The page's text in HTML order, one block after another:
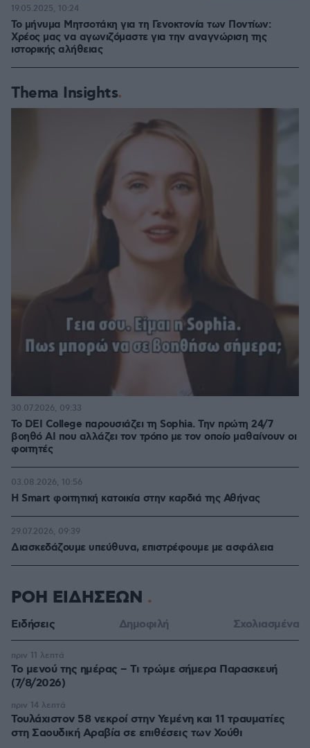
Το μήνυμα Μητσοτάκη για τη Γενοκτονία των Ποντίων:
Χρέος μας να αγωνιζόμαστε για την αναγνώριση της
ιστορικής αλήθειας
19.05.2025, 10:24
Thema Insights
Το DEI College παρουσιάζει τη Sophia. Την πρώτη 24/7
βοηθό AI που αλλάζει τον τρόπο με τον οποίο μαθαίνουν οι
φοιτητές
30.07.2026, 09:33
Η Smart φοιτητική κατοικία στην καρδιά της Αθήνας
03.08.2026, 10:56
Διασκεδάζουμε υπεύθυνα, επιστρέφουμε με ασφάλεια
29.07.2026, 09:39
ΡΟΗ ΕΙΔΗΣΕΩΝ
Ειδήσεις Δημοφιλή Σχολιασμένα
Το μενού της ημέρας – Τι τρώμε σήμερα Παρασκευή
(7/8/2026)
πριν 11 λεπτά
Τουλάχιστον 58 νεκροί στην Υεμένη και 11 τραυματίες
στη Σαουδική Αραβία σε επιθέσεις των Χούθι
πριν 14 λεπτά